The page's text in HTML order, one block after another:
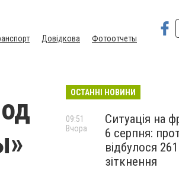
Довідкова Фотоотчеты
ОСТАННІ НОВИНИ
Ситуація на
6 серпня:
відбулося
зіткнення
09:51
Вчора